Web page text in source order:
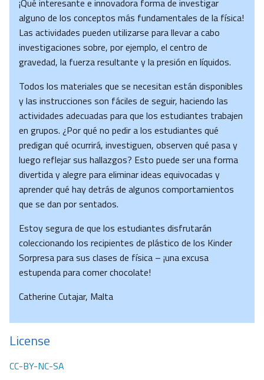
¡Qué interesante e innovadora forma de investigar
alguno de los conceptos más fundamentales de la física!
Las actividades pueden utilizarse para llevar a cabo
investigaciones sobre, por ejemplo, el centro de
gravedad, la fuerza resultante y la presión en líquidos.
Todos los materiales que se necesitan están disponibles
y las instrucciones son fáciles de seguir, haciendo las
actividades adecuadas para que los estudiantes trabajen
en grupos. ¿Por qué no pedir a los estudiantes qué
predigan qué ocurrirá, investiguen, observen qué pasa y
luego reflejar sus hallazgos? Esto puede ser una forma
divertida y alegre para eliminar ideas equivocadas y
aprender qué hay detrás de algunos comportamientos
que se dan por sentados.
Estoy segura de que los estudiantes disfrutarán
coleccionando los recipientes de plástico de los Kinder
Sorpresa para sus clases de física – ¡una excusa
estupenda para comer chocolate!
Catherine Cutajar, Malta
License
CC-BY-NC-SA